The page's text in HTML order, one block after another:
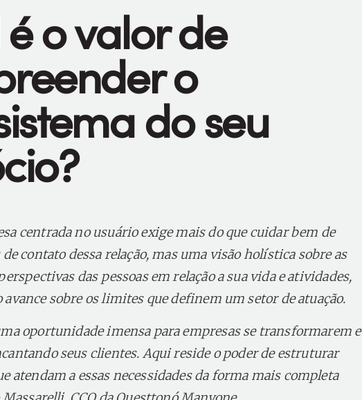
o valor de
o
do seu
centrada no usuário exige mais do que cuidar bem de
contato dessa relação, mas uma visão holística sobre as
das pessoas em relação a sua vida e atividades,
avance sobre os limites que definem um setor de atuação.
oportunidade imensa para empresas se transformarem e
seus clientes. Aqui reside o poder de estruturar
atendam a essas necessidades da forma mais completa